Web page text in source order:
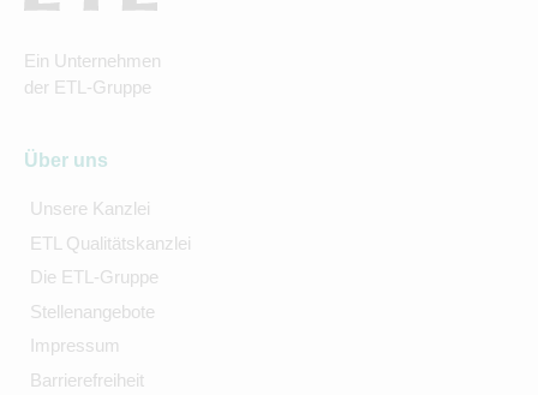
Ein Unternehmen
der ETL-Gruppe
Über uns
Unsere Kanzlei
ETL Qualitätskanzlei
Die ETL-Gruppe
Stellenangebote
Impressum
Barrierefreiheit